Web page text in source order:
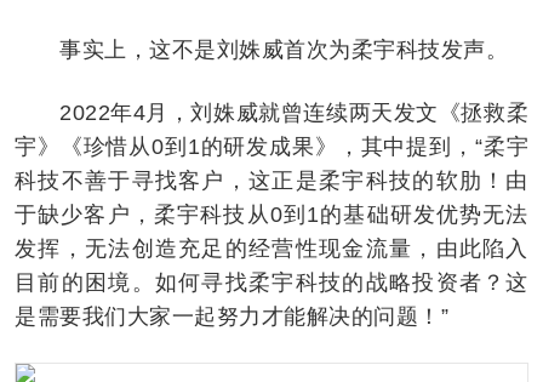
事实上，这不是刘姝威首次为柔宇科技发声。‍
2022年4月，刘姝威就曾连续两天发文《拯救柔
宇》《珍惜从0到1的研发成果》，其中提到，“柔宇
科技不善于寻找客户，这正是柔宇科技的软肋！由
于缺少客户，柔宇科技从0到1的基础研发优势无法
发挥，无法创造充足的经营性现金流量，由此陷入
目前的困境。如何寻找柔宇科技的战略投资者？这
是需要我们大家一起努力才能解决的问题！”